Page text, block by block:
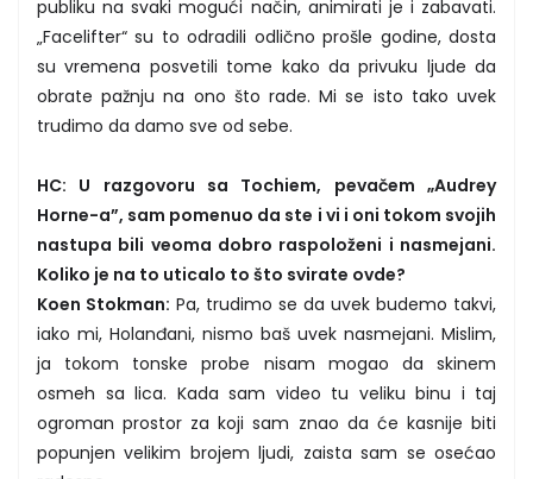
publiku na svaki mogući način, animirati je i zabavati.
„Facelifter“ su to odradili odlično prošle godine, dosta
su vremena posvetili tome kako da privuku ljude da
obrate pažnju na ono što rade. Mi se isto tako uvek
trudimo da damo sve od sebe.
HC: U razgovoru sa Tochiem, pevačem „Audrey
Horne-a”, sam pomenuo da ste i vi i oni tokom svojih
nastupa bili veoma dobro raspoloženi i nasmejani.
Koliko je na to uticalo to što svirate ovde?
Koen Stokman: Pa, trudimo se da uvek budemo takvi,
iako mi, Holanđani, nismo baš uvek nasmejani. Mislim,
ja tokom tonske probe nisam mogao da skinem
osmeh sa lica. Kada sam video tu veliku binu i taj
ogroman prostor za koji sam znao da će kasnije biti
popunjen velikim brojem ljudi, zaista sam se osećao